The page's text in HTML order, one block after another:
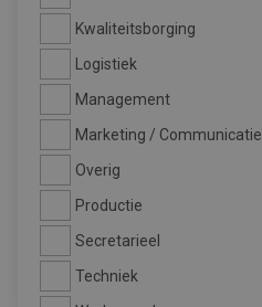
Kwaliteitsborging
Logistiek
Management
Marketing / Communicatie
Overig
Productie
Secretarieel
Techniek